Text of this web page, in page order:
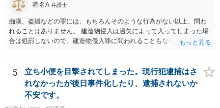
匿名A 弁護士
痴漢、盗撮などの罪には、もちろんそのような行為がない以上、問わ
れることはありません。 建造物侵入は過失によって入ってしまった場
合は処罰しないので、建造物侵入罪に問われることもないでしょう。
れることもないでしょうし、そのまま帰された以上おそらく立件もさ
れず取り調べもないと思います。
5
立ち小便を目撃されてしまった。現行犯逮捕はさ
れなかったが後日事件化したり、逮捕されないか
不安です。